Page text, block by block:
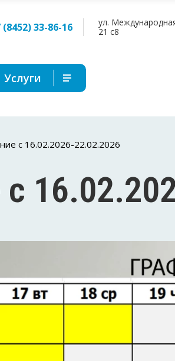
(8452) 33-86-16
ул.
21 c8
Услуги
с 16.02.2026-22.02.2026
с